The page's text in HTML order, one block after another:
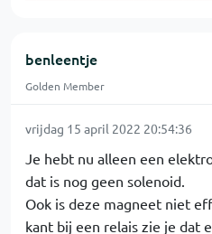
benleentje
Golden Member
vrijdag 15 april 2022 20:54:36
Je hebt nu alleen een
dat is nog geen solenoid.
Ook is deze magneet niet
kant bij een relais zie je dat